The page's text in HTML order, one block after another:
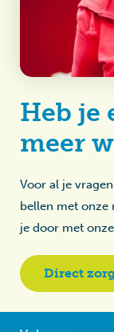
Heb je
meer
Voor al je
bellen met onze
je door met
Direct